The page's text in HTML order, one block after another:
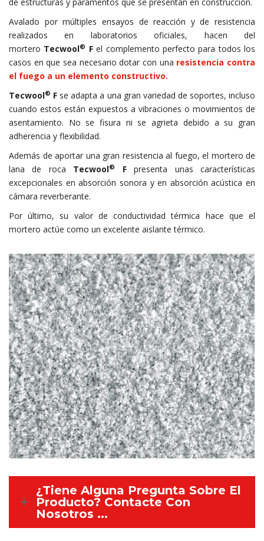
Avalado por múltiples ensayos de reacción y de resistencia
realizados en laboratorios oficiales, hacen del
mortero Tecwool® Fel complemento perfecto para todos los
casos en que sea necesario dotar con una resistencia contra
el fuego a un elemento constructivo.
Tecwool® F se adapta a una gran variedad de soportes, incluso
cuando estos están expuestos a vibraciones o movimientos de
asentamiento. No se fisura ni se agrieta debido a su gran
adherencia y flexibilidad.
Además de aportar una gran resistencia al fuego, el mortero de
lana de roca Tecwool® Fpresenta unas características
excepcionales en absorción sonora y en absorción acústica en
cámara reverberante.
Por último, su valor de conductividad térmica hace que el
mortero actúe como un excelente aislante térmico.
¿Tiene Alguna Pregunta Sobre El
Producto? Contacte Con
Nosotros ...